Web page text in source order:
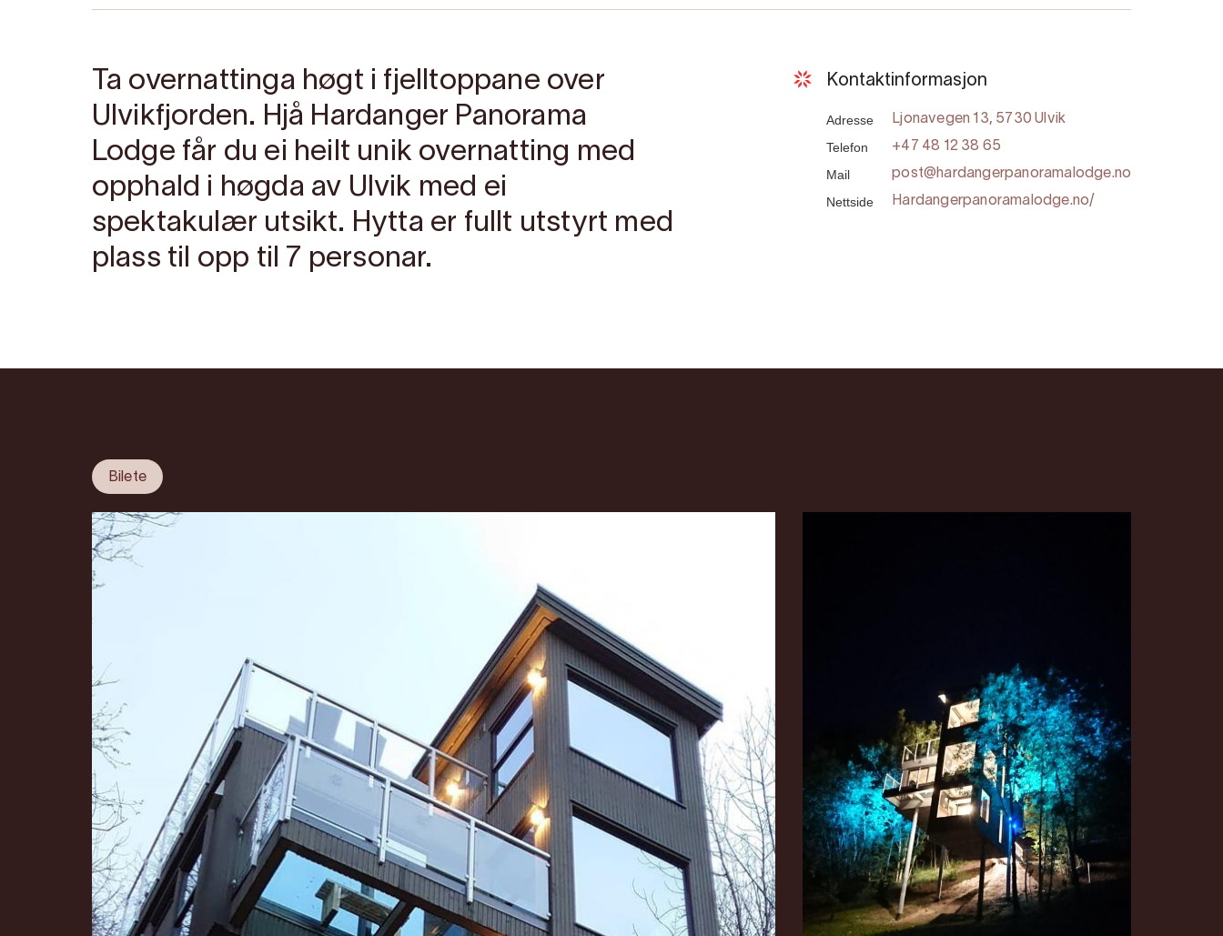
Ta overnattinga høgt i fjelltoppane over
Ulvikfjorden. Hjå Hardanger Panorama
Lodge får du ei heilt unik overnatting med
opphald i høgda av Ulvik med ei
spektakulær utsikt. Hytta er fullt utstyrt med
plass til opp til 7 personar.
Kontaktinformasjon
Adresse Ljonavegen 13, 5730 Ulvik
Telefon +47 48 12 38 65
Mail post@hardangerpanoramalodge.no
Nettside Hardangerpanoramalodge.no/
Bilete